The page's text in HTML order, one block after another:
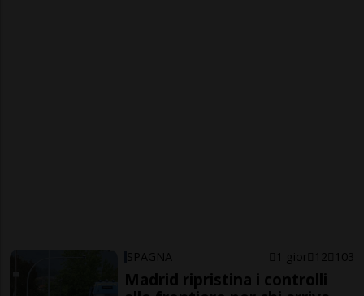
SPAGNA 1 gior 12 103
Madrid ripristina i controlli